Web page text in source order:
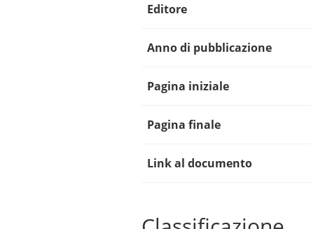
Editore
Anno di pubblicazione
Pagina iniziale
Pagina finale
Link al documento